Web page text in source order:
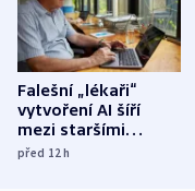
Falešní „lékaři“
vytvoření AI šíří
mezi staršími
Poláky nebezpečné
před 12h